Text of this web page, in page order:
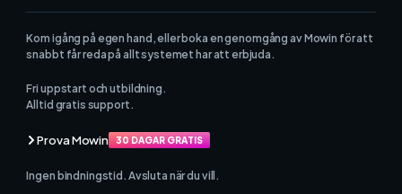
Kom igång på egen hand, eller boka en genomgång av Mowin för att
snabbt får reda på allt systemet har att erbjuda.
Fri uppstart och utbildning.
Alltid gratis support.
Prova Mowin 30 DAGAR GRATIS
Ingen bindningstid. Avsluta när du vill.